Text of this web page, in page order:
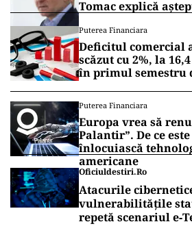
Tomac explică
Puterea Financiara
Deficitul comercial
scăzut cu 2%, la
în primul semestru
Puterea Financiara
Europa vrea să
Palantir”. De ce
înlocuiască
americane
Oficiuldestiri.ro
Atacurile
vulnerabilitățile
repetă scenariul